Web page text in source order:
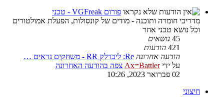
פורום VGFreak - טכני
מדריכי חומרה ותוכנה - מודים של קונסולות, הפעלת אמולטורים
וכל נושא טכני אחר
45 נושאים
421 הודעות
הודעה אחרונה Re: ליברלק RR - משחקים נראים …
על ידיAx=Battler צפה בהודעה האחרונה
02 פברואר 2023, 10:26
חיצוני